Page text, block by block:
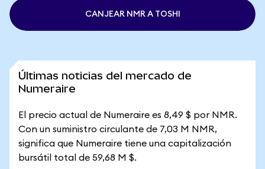
CANJEAR NMR A TOSHI
Últimas noticias del mercado de
Numeraire
El precio actual de Numeraire es 8,49 $ por NMR.
Con un suministro circulante de 7,03 M NMR,
significa que Numeraire tiene una capitalización
bursátil total de 59,68 M $.